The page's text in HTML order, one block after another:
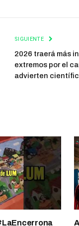
SIGUIENTE
2026 traerá más
extremos por el
advierten